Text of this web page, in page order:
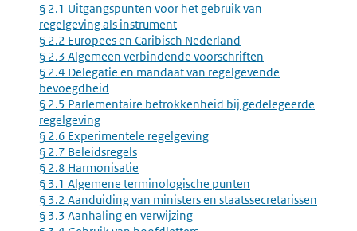
§ 2.1 Uitgangspunten voor het gebruik van
regelgeving als instrument
§ 2.2 Europees en Caribisch Nederland
§ 2.3 Algemeen verbindende voorschriften
§ 2.4 Delegatie en mandaat van regelgevende
bevoegdheid
§ 2.5 Parlementaire betrokkenheid bij gedelegeerde
regelgeving
§ 2.6 Experimentele regelgeving
§ 2.7 Beleidsregels
§ 2.8 Harmonisatie
§ 3.1 Algemene terminologische punten
§ 3.2 Aanduiding van ministers en staatssecretarissen
§ 3.3 Aanhaling en verwijzing